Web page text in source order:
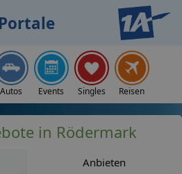
Autos Events Singles Reisen
in Rödermark
Anbieten